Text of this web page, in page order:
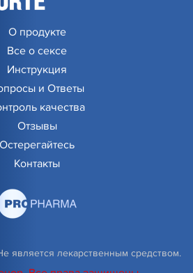
О продукте
Все о сексе
Инструкция
и Ответы
качества
Отзывы
Остерегайтесь
Контакты
является лекарственным средством.